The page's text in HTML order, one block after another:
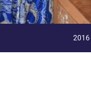
2016